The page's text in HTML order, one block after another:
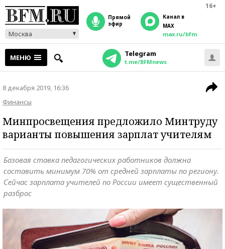
16+
Москва
прямой
эфир
Канал в
MAX
max.ru/bfm
МЕНЮ Telegram
t.me/BFMnews
8 декабря 2019, 16:36
Финансы
Минпросвещения предложило Минтруду
варианты повышения зарплат учителям
Базовая ставка педагогических работников должна
составить минимум 70% от средней зарплаты по региону.
Сейчас зарплата учителей по России имеет существенный
разброс